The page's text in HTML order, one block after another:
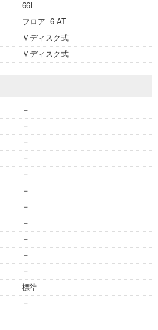
66L
フロア 6 AT
Ｖディスク式
Ｖディスク式
－
－
－
－
－
－
－
－
－
－
－
標準
－